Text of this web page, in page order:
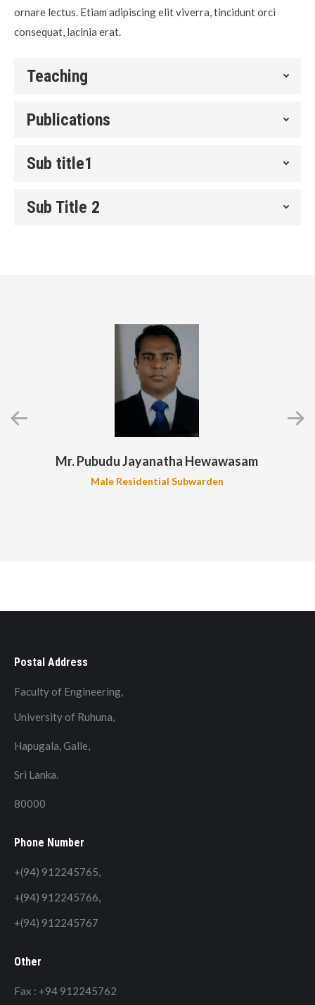
ornare lectus. Etiam adipiscing elit viverra, tincidunt orci
consequat, lacinia erat.
Teaching
Publications
Sub title1
Sub Title 2
Mr. Pubudu Jayanatha Hewawasam
Male Residential Subwarden
Postal Address
Faculty of Engineering,
University of Ruhuna,
Hapugala, Galle,
Sri Lanka.
80000
Phone Number
+(94) 912245765,
+(94) 912245766,
+(94) 912245767
Other
Fax : +94 912245762